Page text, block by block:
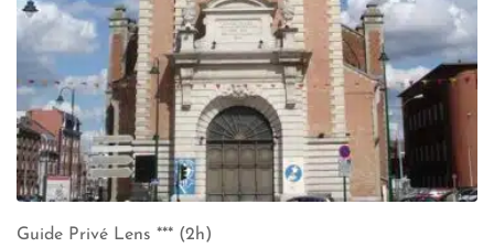
Guide Privé Lens *** (2h)